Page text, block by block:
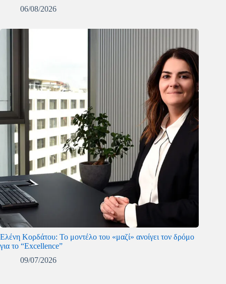
06/08/2026
Ελένη Κορδάτου: Το μοντέλο του «μαζί» ανοίγει τον δρόμο
για το “Excellence”
09/07/2026